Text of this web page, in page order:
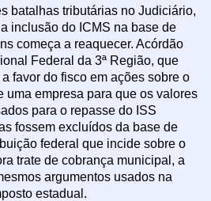
batalhas tributárias no Judiciário,
inclusão do ICMS na base de
começa a reaquecer. Acórdão
Federal da 3ª Região, que
favor do fisco em ações sobre o
uma empresa para que os valores
para o repasse do ISS
fossem excluídos da base de
federal que incide sobre o
trate de cobrança municipal, a
argumentos usados na
estadual.